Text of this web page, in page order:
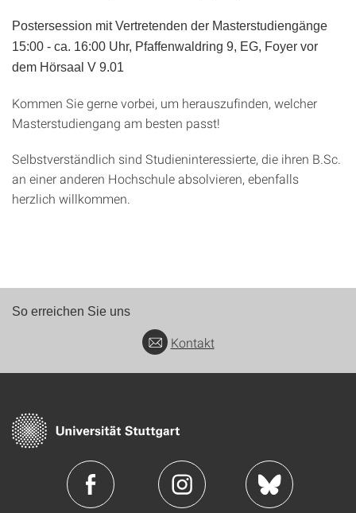
Postersession mit Vertretenden der Masterstudiengänge
15:00 - ca. 16:00 Uhr, Pfaffenwaldring 9, EG, Foyer vor
dem Hörsaal V 9.01
Kommen Sie gerne vorbei, um herauszufinden, welcher
Masterstudiengang am besten passt!
Selbstverständlich sind Studieninteressierte, die ihren B.Sc.
an einer anderen Hochschule absolvieren, ebenfalls
herzlich willkommen.
So erreichen Sie uns
Kontakt